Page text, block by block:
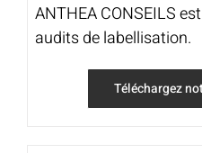
ANTHEA CONSEILS
audits de labellisation.
Téléchargez